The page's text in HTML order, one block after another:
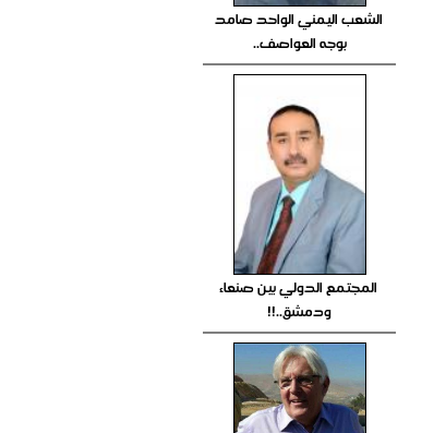
الشعب اليمني الواحد صامد
بوجه العواصف..
المجتمع الدولي بين صنعاء
ودمشق..!!